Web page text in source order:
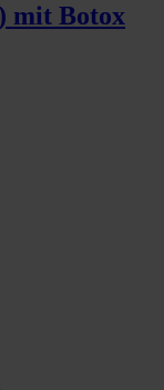
mit Botox